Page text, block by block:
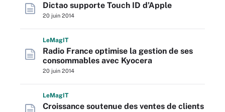
Dictao supporte Touch ID d’Apple
20 juin 2014
LeMagIT
Radio France optimise la gestion de ses
consommables avec Kyocera
20 juin 2014
LeMagIT
Croissance soutenue des ventes de clients